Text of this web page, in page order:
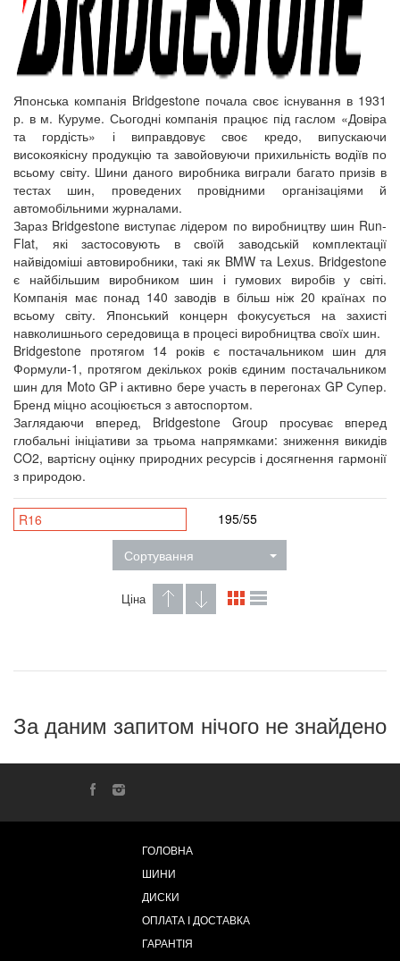
Японська компанія Bridgestone почала своє існування в 1931
р. в м. Куруме. Сьогодні компанія працює під гаслом «Довіра
та гордість» і виправдовує своє кредо, випускаючи
високоякісну продукцію та завойовуючи прихильність водіїв по
всьому світу. Шини даного виробника виграли багато призів в
тестах шин, проведених провідними організаціями й
автомобільними журналами.
Зараз Bridgestone виступає лідером по виробництву шин Run-
Flat, які застосовують в своїй заводській комплектації
найвідоміші автовиробники, такі як BMW та Lexus. Bridgestone
є найбільшим виробником шин і гумових виробів у світі.
Компанія має понад 140 заводів в більш ніж 20 країнах по
всьому світу. Японський концерн фокусується на захисті
навколишнього середовища в процесі виробництва своїх шин.
Bridgestone протягом 14 років є постачальником шин для
Формули-1, протягом декількох років єдиним постачальником
шин для Moto GP і активно бере участь в перегонах GP Супер.
Бренд міцно асоціюється з автоспортом.
Заглядаючи вперед, Bridgestone Group просуває вперед
глобальні ініціативи за трьома напрямками: зниження викидів
CO2, вартісну оцінку природних ресурсів і досягнення гармонії
з природою.
R16 195/55
Сортування
Ціна
За даним запитом нічого не знайдено
ГОЛОВНА
ШИНИ
ДИСКИ
ОПЛАТА І ДОСТАВКА
ГАРАНТІЯ